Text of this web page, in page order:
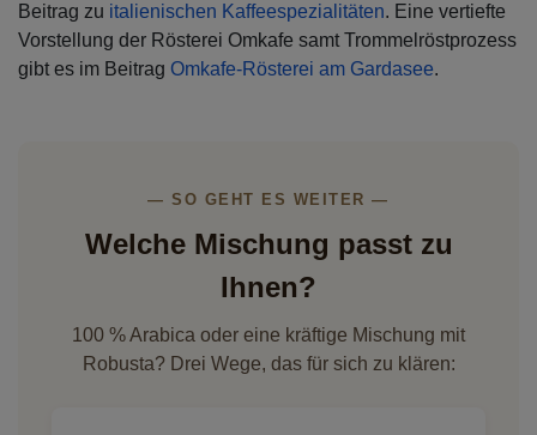
Beitrag zu italienischen Kaffeespezialitäten. Eine vertiefte
Vorstellung der Rösterei Omkafe samt Trommelröstprozess
gibt es im Beitrag Omkafe-Rösterei am Gardasee.
— SO GEHT ES WEITER —
Welche Mischung passt zu
Ihnen?
100 % Arabica oder eine kräftige Mischung mit
Robusta? Drei Wege, das für sich zu klären: